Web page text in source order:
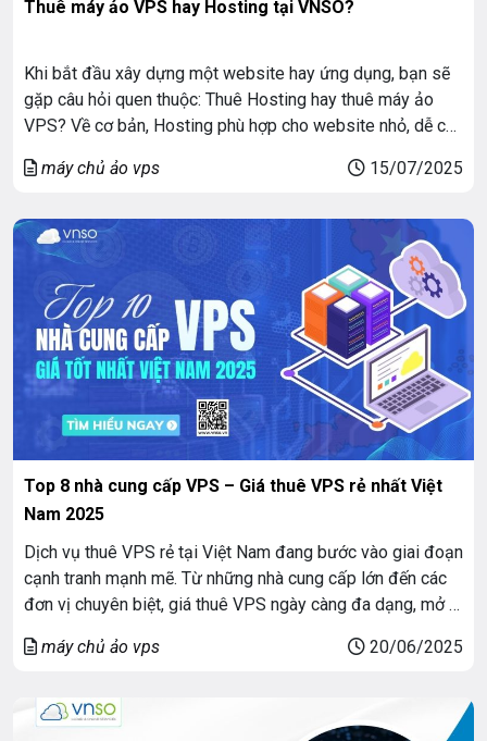
Thuê máy ảo VPS hay Hosting tại VNSO?
Khi bắt đầu xây dựng một website hay ứng dụng, bạn sẽ
gặp câu hỏi quen thuộc: Thuê Hosting hay thuê máy ảo
VPS? Về cơ bản, Hosting phù hợp cho website nhỏ, dễ cài
lớn, ứng dụng, lập trình viên. Bài viết […]
máy chủ ảo vps 15/07/2025
Top 8 nhà cung cấp VPS – Giá thuê VPS rẻ nhất Việt
Nam 2025
Dịch vụ thuê VPS rẻ tại Việt Nam đang bước vào giai đoạn
cạnh tranh mạnh mẽ. Từ những nhà cung cấp lớn đến các
đơn vị chuyên biệt, giá thuê VPS ngày càng đa dạng, mở ra
nghiệp. Năm 2025 chứng kiến sự […]
máy chủ ảo vps 20/06/2025